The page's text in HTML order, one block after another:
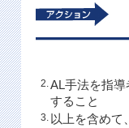
2.AL手法を指
すること
3. 以上を含めて